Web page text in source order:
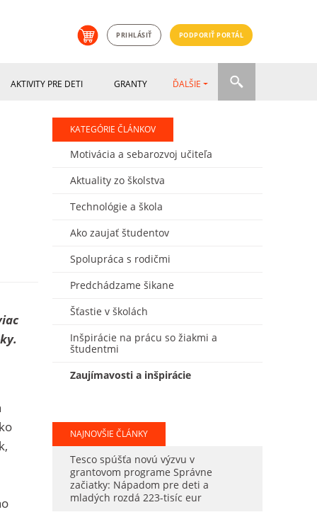
PRIHLÁSIŤ PODPORIŤ PORTÁL
AKTIVITY PRE DETI GRANTY ĎALŠIE
KATEGÓRIE ČLÁNKOV
Motivácia a sebarozvoj učiteľa
Aktuality zo školstva
Technológie a škola
Ako zaujať študentov
Spolupráca s rodičmi
Predchádzame šikane
Šťastie v školách
Inšpirácie na prácu so žiakmi a
študentmi
Zaujímavosti a inšpirácie
NAJNOVŠIE ČLÁNKY
Tesco spúšťa novú výzvu v
grantovom programe Správne
začiatky: Nápadom pre deti a
mladých rozdá 223-tisíc eur